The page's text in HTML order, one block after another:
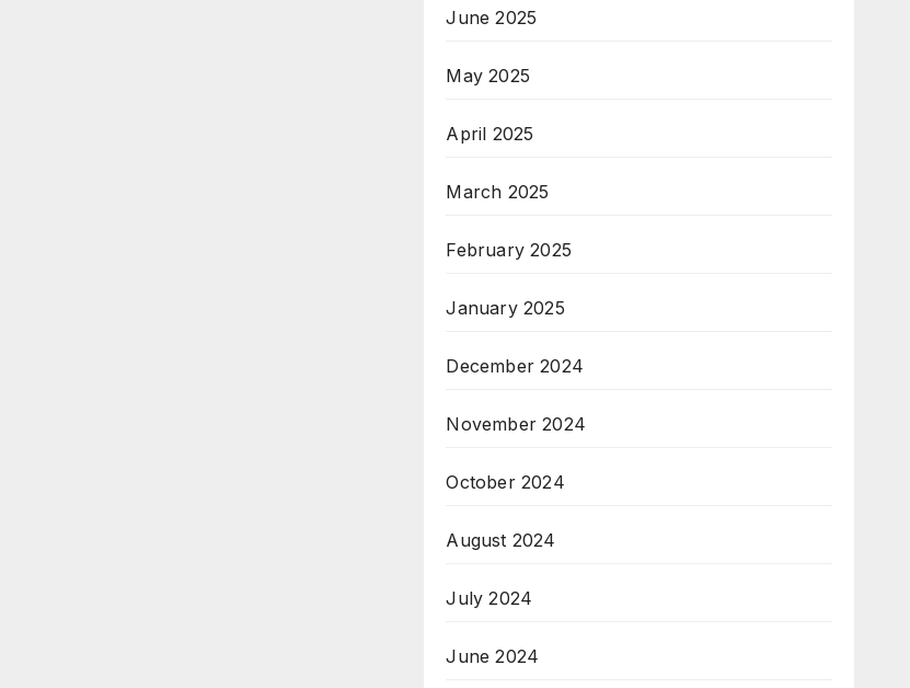
June 2025
May 2025
April 2025
March 2025
February 2025
January 2025
December 2024
November 2024
October 2024
August 2024
July 2024
June 2024